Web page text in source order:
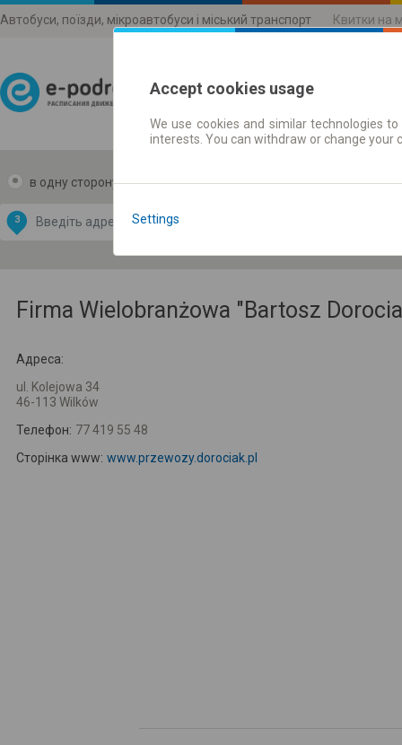
Автобуси, поїзди, мікроавтобуси і міський транспорт Квитки на
Розклади руху
в одну сторону в дві сторони
З
by
OpenStreetMap
Firma Wielobranżowa "Bartosz
Адреса:
ul. Kolejowa 34
46-113 Wilków
Телефон: 77 419 55 48
Сторінка www: www.przewozy.dorociak.pl
Accept cookies usage
We use cookies and similar technologies
interests. You can withdraw or change
Settings